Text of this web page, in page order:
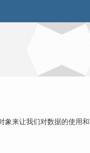
来让我们对数据的使用